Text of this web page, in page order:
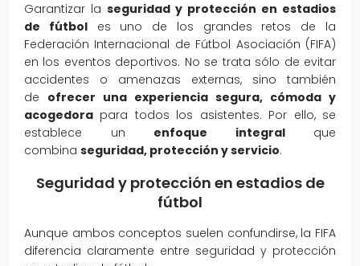
Garantizar la seguridad y protección en estadios
de fútboles uno de los grandes retos de la
Federación Internacional de Fútbol Asociación (FIFA)
en los eventos deportivos. No se trata sólo de evitar
accidentes o amenazas externas, sino también
de ofrecer una experiencia segura, cómoda y
acogedora para todos los asistentes. Por ello, se
establece un enfoque integralque
combina seguridad, protección y servicio.
Seguridad y protección en estadios de
fútbol
Aunque ambos conceptos suelen confundirse, la FIFA
diferencia claramente entre seguridad y protección